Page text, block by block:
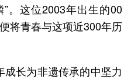
。这位2003年出生的00
将青春与这项近300年历
长为非遗传承的中坚力